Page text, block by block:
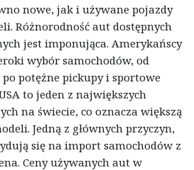
nowe, jak i używane pojazdy
Różnorodność aut dostępnych
jest imponująca. Amerykańscy
wybór samochodów, od
potężne pickupy i sportowe
to jeden z największych
na świecie, co oznacza większą
Jedną z głównych przyczyn,
się na import samochodów z
Ceny używanych aut w